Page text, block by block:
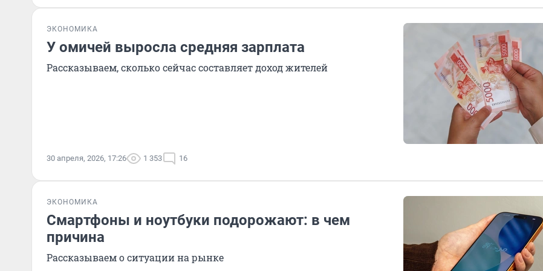
ЭКОНОМИКА
У омичей выросла средняя зарплата
Рассказываем, сколько сейчас составляет доход жителей
30 апреля, 2026, 17:26 1 353 16
ЭКОНОМИКА
Смартфоны и ноутбуки подорожают: в чем
причина
Рассказываем о ситуации на рынке